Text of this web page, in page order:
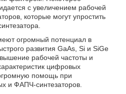
с увеличением рабочей
которые могут упростить
огромный потенциал в
развития GaAs, Si и SiGe
рабочей частоты и
цифровых
помощь при
и ФАПЧ-синтезаторов.